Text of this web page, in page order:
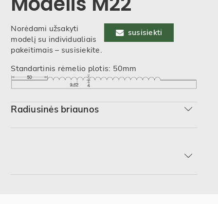
Norėdami užsakyti
modelį su individualiais
pakeitimais – susisiekite.
susisiekti
Standartinis rėmelio plotis: 50mm
Radiusinės briaunos